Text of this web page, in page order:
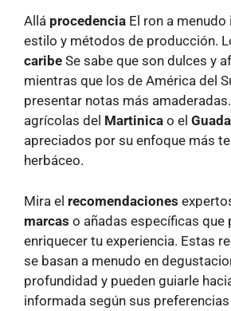
Allá procedencia El ron a
estilo y métodos de producción.
caribe Se sabe que son dulces y
mientras que los de América del
presentar notas más
agrícolas del Martinica o el
apreciados por su enfoque más
herbáceo.
Mira el recomendaciones
marcas o añadas específicas que
enriquecer tu experiencia. Estas
se basan a menudo en
profundidad y pueden guiarle
informada según sus